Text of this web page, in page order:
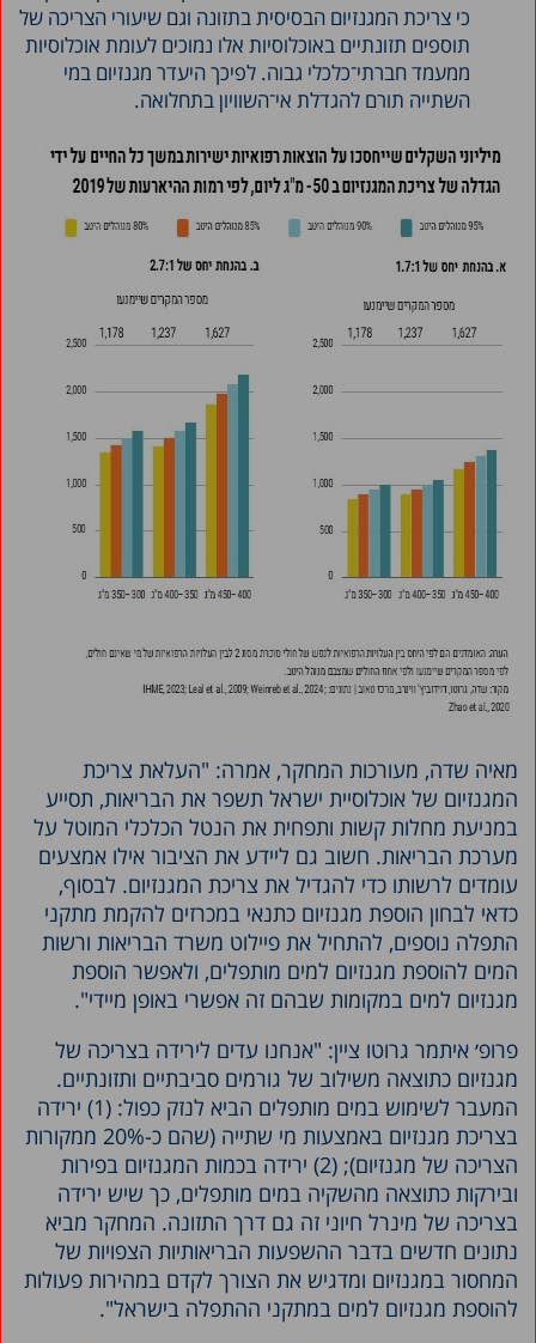
כי צריכת המגנזיום הבסיסית בתזונה וגם שיעורי הצריכה של
תוספים תזונתיים באוכלוסיות אלו נמוכים לעומת אוכלוסיות
ממעמד חברתי־כלכלי גבוה. לפיכך היעדר מגנזיום במי
השתייה תורם להגדלת אי־השוויון בתחלואה.
מאיה שדה, מעורכות המחקר, אמרה: "העלאת צריכת
המגנזיום של אוכלוסיית ישראל תשפר את הבריאות, תסייע
במניעת מחלות קשות ותפחית את הנטל הכלכלי המוטל על
מערכת הבריאות. חשוב גם ליידע את הציבור אילו אמצעים
עומדים לרשותו כדי להגדיל את צריכת המגנזיום. לבסוף,
כדאי לבחון הוספת מגנזיום כתנאי במכרזים להקמת מתקני
התפלה נוספים, להתחיל את פיילוט משרד הבריאות ורשות
המים להוספת מגנזיום למים מותפלים, ולאפשר הוספת
מגנזיום למים במקומות שבהם זה אפשרי באופן מיידי".
פרופ׳ איתמר גרוטו ציין: "אנחנו עדים לירידה בצריכה של
מגנזיום כתוצאה משילוב של גורמים סביבתיים ותזונתיים.
המעבר לשימוש במים מותפלים הביא לנזק כפול: (1) ירידה
בצריכת מגנזיום באמצעות מי שתייה (שהם כ-20% ממקורות
הצריכה של מגנזיום); (2) ירידה בכמות המגנזיום בפירות
ובירקות כתוצאה מהשקיה במים מותפלים, כך שיש ירידה
בצריכה של מינרל חיוני זה גם דרך התזונה. המחקר מביא
נתונים חדשים בדבר ההשפעות הבריאותיות הצפויות של
המחסור במגנזיום ומדגיש את הצורך לקדם במהירות פעולות
להוספת מגנזיום למים במתקני ההתפלה בישראל".